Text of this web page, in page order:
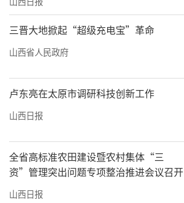
三晋大地掀起“超级充电宝”革命
山西省人民政府
卢东亮在太原市调研科技创新工作
山西日报
全省高标准农田建设暨农村集体“三
资”管理突出问题专项整治推进会议召开
山西日报